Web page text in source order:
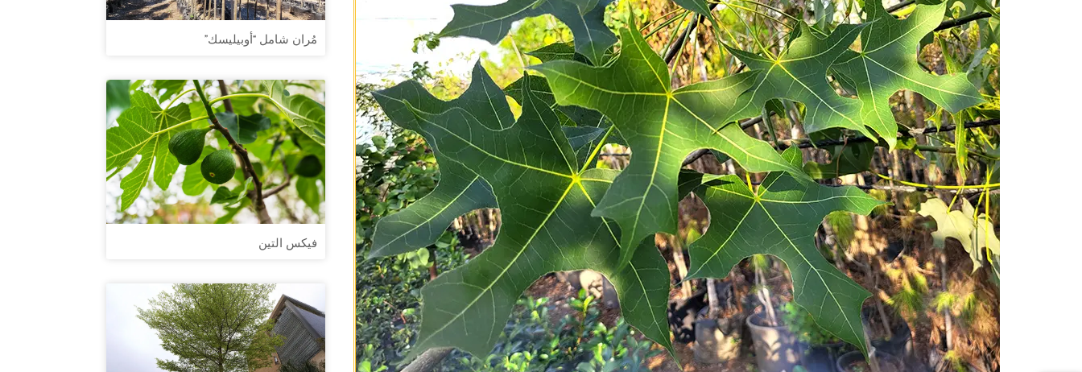
مُران شامل “أوبيليسك”
فيكس التين